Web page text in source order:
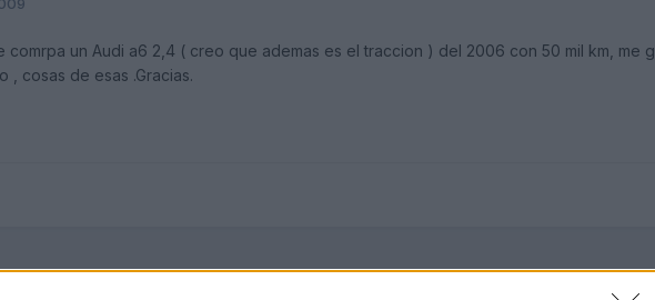
comrpa un Audi a6 2,4 ( creo que ademas es el traccion ) del 2006 con 50 mil km, me
, cosas de esas .Gracias.